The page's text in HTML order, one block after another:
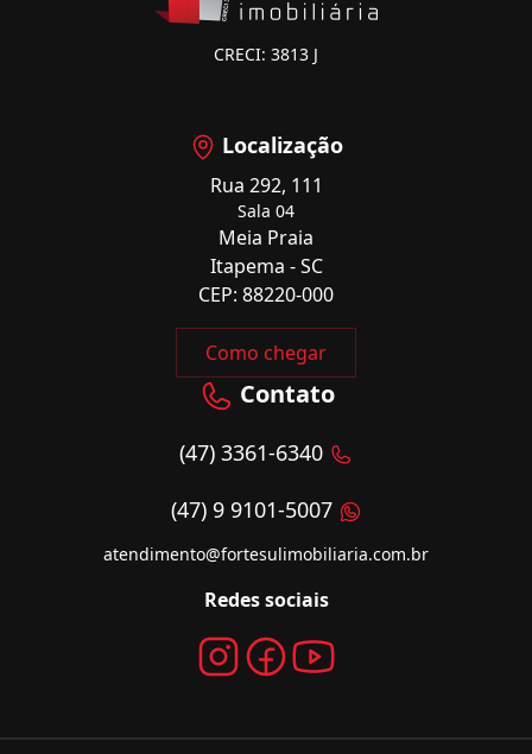
CRECI: 3813 J
Localização
Rua 292, 111
Sala 04
Meia Praia
Itapema - SC
CEP: 88220-000
Como chegar
Contato
(47) 3361-6340
(47) 9 9101-5007
atendimento@fortesulimobiliaria.com.br
Redes sociais